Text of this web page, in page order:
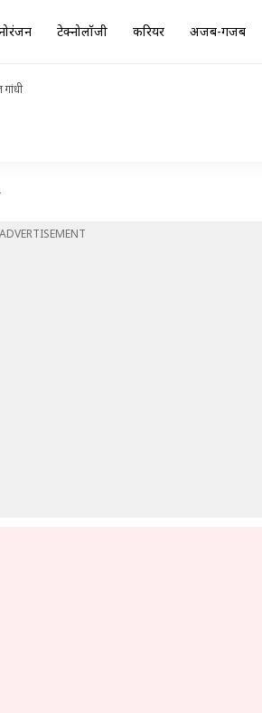
टेक्नोलॉजी करियर अजब-गजब
गांधी
ADVERTISEMENT